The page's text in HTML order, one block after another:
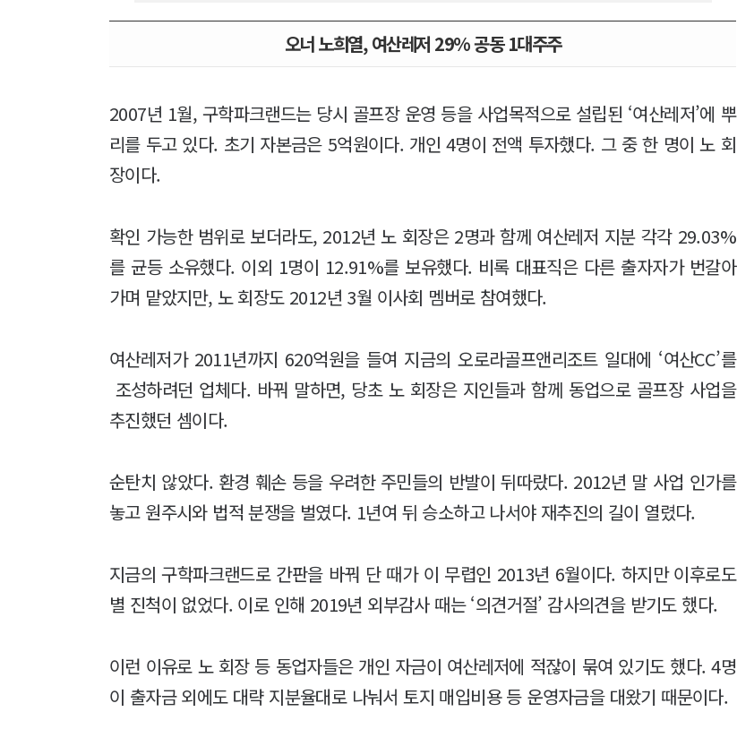
오너 노희열, 여산레저 29% 공동 1대주주
2007년 1월, 구학파크랜드는 당시 골프장 운영 등을 사업목적으로 설립된 ‘여산레저’에 뿌
리를 두고 있다. 초기 자본금은 5억원이다. 개인 4명이 전액 투자했다. 그 중 한 명이 노 회
장이다.
확인 가능한 범위로 보더라도, 2012년 노 회장은 2명과 함께 여산레저 지분 각각 29.03%
를 균등 소유했다. 이외 1명이 12.91%를 보유했다. 비록 대표직은 다른 출자자가 번갈아
가며 맡았지만, 노 회장도 2012년 3월 이사회 멤버로 참여했다.
여산레저가 2011년까지 620억원을 들여 지금의 오로라골프앤리조트 일대에 ‘여산CC’를
조성하려던 업체다. 바꿔 말하면, 당초 노 회장은 지인들과 함께 동업으로 골프장 사업을
추진했던 셈이다.
순탄치 않았다. 환경 훼손 등을 우려한 주민들의 반발이 뒤따랐다. 2012년 말 사업 인가를
놓고 원주시와 법적 분쟁을 벌였다. 1년여 뒤 승소하고 나서야 재추진의 길이 열렸다.
지금의 구학파크랜드로 간판을 바꿔 단 때가 이 무렵인 2013년 6월이다. 하지만 이후로도
별 진척이 없었다. 이로 인해 2019년 외부감사 때는 ‘의견거절’ 감사의견을 받기도 했다.
이런 이유로 노 회장 등 동업자들은 개인 자금이 여산레저에 적잖이 묶여 있기도 했다. 4명
이 출자금 외에도 대략 지분율대로 나눠서 토지 매입비용 등 운영자금을 대왔기 때문이다.